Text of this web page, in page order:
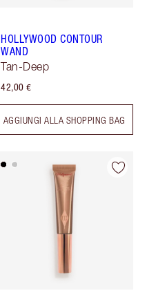
HOLLYWOOD CONTOUR
WAND
Tan-Deep
42,00 €
AGGIUNGI ALLA SHOPPING BAG